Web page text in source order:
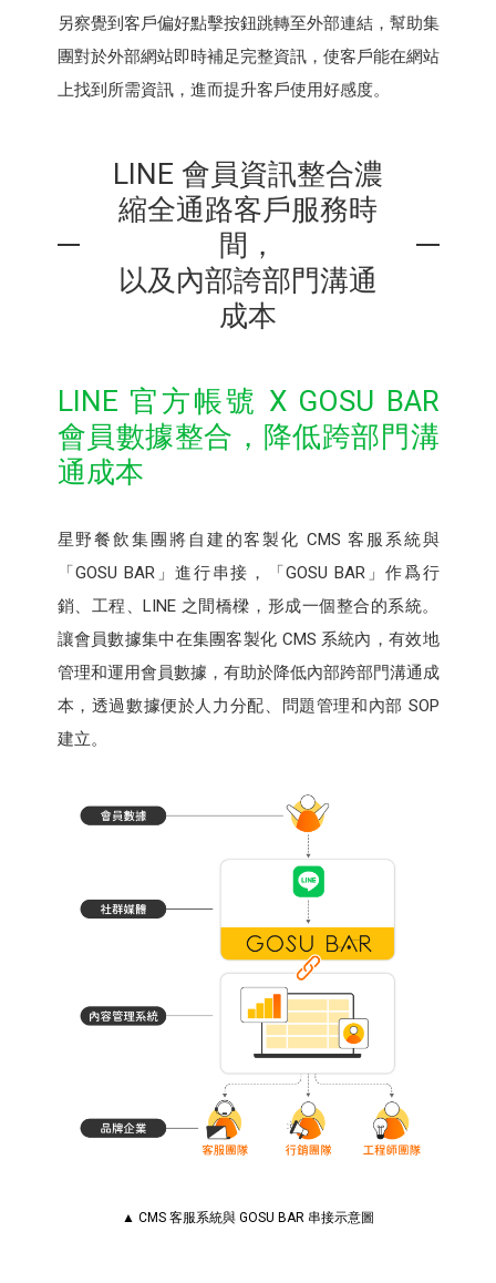
另察覺到客戶偏好點擊按鈕跳轉至外部連結，幫助集
團對於外部網站即時補足完整資訊，使客戶能在網站
上找到所需資訊，進而提升客戶使用好感度。
LINE 會員資訊整合濃
縮全通路客戶服務時
間，
以及內部誇部門溝通
成本
LINE 官方帳號 X GOSU BAR
會員數據整合，降低跨部門溝
通成本
星野餐飲集團將自建的客製化 CMS 客服系統與
「GOSU BAR」進行串接，「GOSU BAR」作爲行
銷、工程、LINE 之間橋樑，形成一個整合的系統。
讓會員數據集中在集團客製化 CMS 系統內，有效地
管理和運用會員數據，有助於降低內部跨部門溝通成
本，透過數據便於人力分配、問題管理和內部 SOP
建立。
▲ CMS 客服系統與 GOSU BAR 串接示意圖